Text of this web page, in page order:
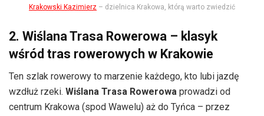
Krakowski Kazimierz – dzielnica Krakowa, którą warto zwiedzić
2. Wiślana Trasa Rowerowa – klasyk
wśród tras rowerowych w Krakowie
Ten szlak rowerowy to marzenie każdego, kto lubi jazdę
wzdłuż rzeki. Wiślana Trasa Rowerowa prowadzi od
centrum Krakowa (spod Wawelu) aż do Tyńca – przez